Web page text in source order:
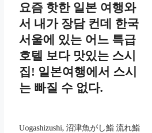
요즘 핫한 일본 여행와
서 내가 장담 컨데 한국
서울에 있는 어느 특급
호텔 보다 맛있는 스시
집! 일본여행에서 스시
는 빠질 수 없다.
Uogashizushi, 沼津魚がし鮨 流れ鮨